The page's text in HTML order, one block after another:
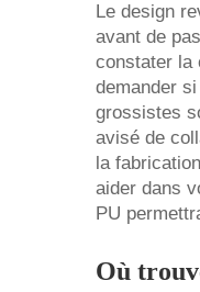
Le design
avant de
constater la
demander
grossistes
avisé de
la
aider dans
PU
Où